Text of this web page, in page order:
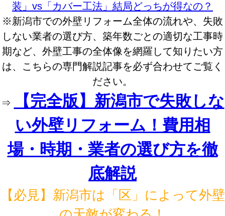
装」vs「カバー工法」結局どっちが得なの？
※新潟市での外壁リフォーム全体の流れや、失敗
しない業者の選び方、築年数ごとの適切な工事時
期など、外壁工事の全体像を網羅して知りたい方
は、こちらの専門解説記事を必ず合わせてご覧く
ださい。
⇒
【完全版】新潟市で失敗しな
い外壁リフォーム！費用相
場・時期・業者の選び方を徹
底解説
【必見】新潟市は「区」によって外壁